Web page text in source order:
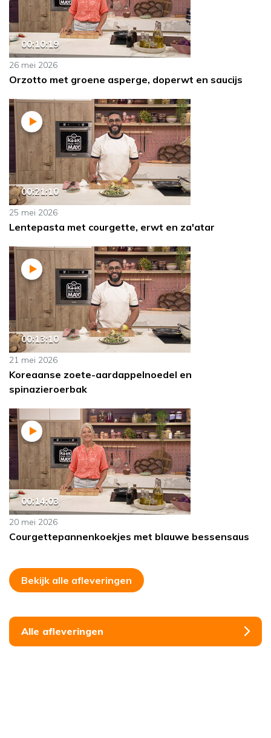
00:10:19
26 mei 2026
Orzotto met groene asperge, doperwt en saucijs
00:21:10
25 mei 2026
Lentepasta met courgette, erwt en za'atar
00:13:10
21 mei 2026
Koreaanse zoete-aardappelnoedel en
spinazieroerbak
00:14:03
20 mei 2026
Courgettepannenkoekjes met blauwe bessensaus
Bekijk alle afleveringen
Alle afleveringen